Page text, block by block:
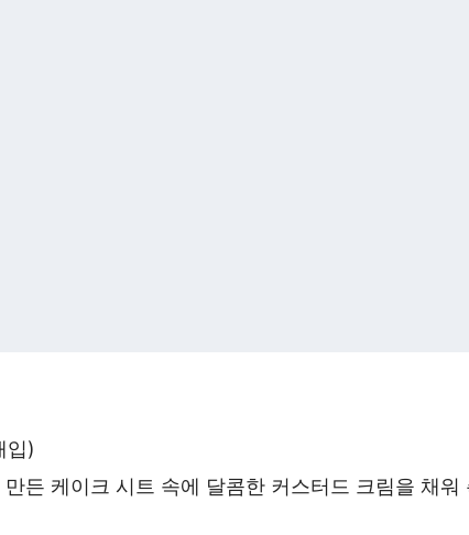
입)
든 케이크 시트 속에 달콤한 커스터드 크림을 채